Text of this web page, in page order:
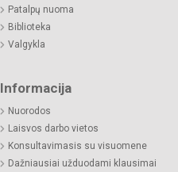
Patalpų nuoma
Biblioteka
Valgykla
Informacija
Nuorodos
Laisvos darbo vietos
Konsultavimasis su visuomene
Dažniausiai užduodami klausimai